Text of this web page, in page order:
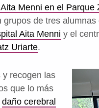
Menni en el Parque
de tres
Aita Menni y el
Uriarte.
y recogen las
que lo más
daño cerebral